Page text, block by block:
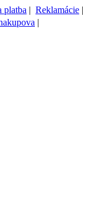
platba | Reklamácie |
|